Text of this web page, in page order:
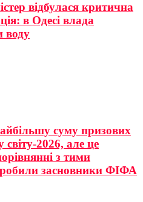
відбулася критична
в Одесі влада
воду
суму призових
світу-2026, але це
з тими
засновники ФІФА